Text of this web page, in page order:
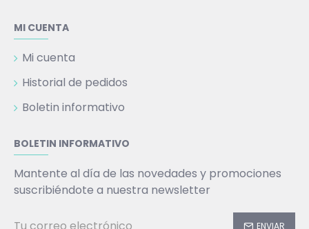
MI CUENTA
Mi cuenta
Historial de pedidos
Boletin informativo
BOLETIN INFORMATIVO
Mantente al día de las novedades y promociones
suscribiéndote a nuestra newsletter
ENVIAR